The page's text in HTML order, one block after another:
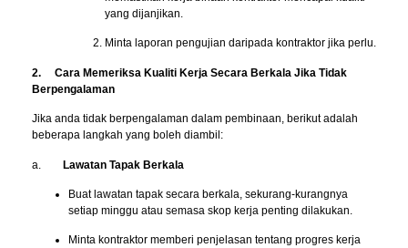
yang dijanjikan.
Minta laporan pengujian daripada kontraktor jika perlu.
2. Cara Memeriksa Kualiti Kerja Secara Berkala Jika Tidak
Berpengalaman
Jika anda tidak berpengalaman dalam pembinaan, berikut adalah
beberapa langkah yang boleh diambil:
a. Lawatan Tapak Berkala
Buat lawatan tapak secara berkala, sekurang-kurangnya
setiap minggu atau semasa skop kerja penting dilakukan.
Minta kontraktor memberi penjelasan tentang progres kerja